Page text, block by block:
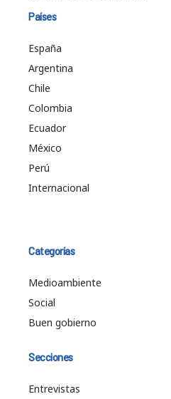
Países
España
Argentina
Chile
Colombia
Ecuador
México
Perú
Internacional
Categorías
Medioambiente
Social
Buen gobierno
Secciones
Entrevistas